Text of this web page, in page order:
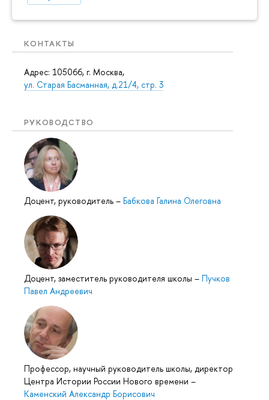
КОНТАКТЫ
Адрес: 105066, г. Москва,
ул. Старая Басманная, д.21/4, стр. 3
РУКОВОДСТВО
Доцент, руководитель – Бабкова Галина Олеговна
Доцент, заместитель руководителя школы – Пучков
Павел Андреевич
Профессор, научный руководитель школы, директор
Центра Истории России Нового времени –
Каменский Александр Борисович